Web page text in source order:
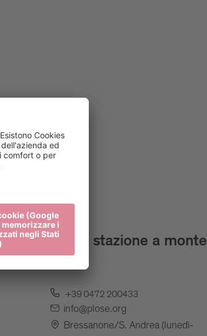
Infoshop stazione a monte
+39 0472 200433
info@plose.org
Bressanone/S. Andrea (lunedì-